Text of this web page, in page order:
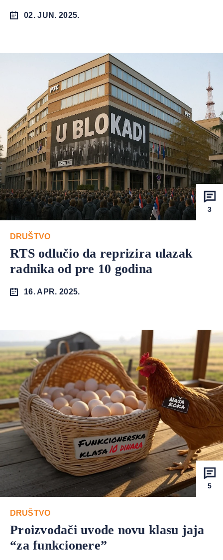
02. JUN. 2025.
3
DRUŠTVO
RTS odlučio da reprizira ulazak
radnika od pre 10 godina
16. APR. 2025.
5
DRUŠTVO
Proizvođači uvode novu klasu jaja
“za funkcionere”